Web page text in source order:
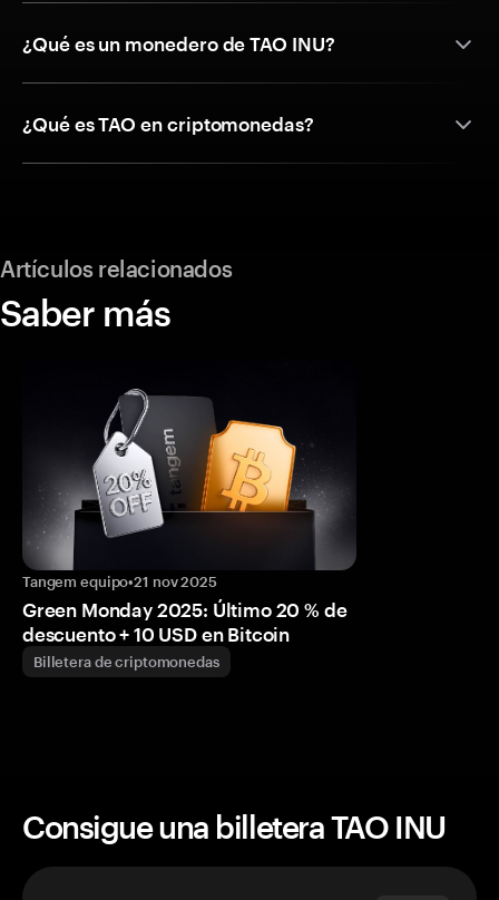
¿Qué es un monedero de TAO INU?
¿Qué es TAO en criptomonedas?
Artículos relacionados
Saber más
Tangem equipo•21 nov 2025
Green Monday 2025: Último 20 % de
descuento + 10 USD en Bitcoin
Billetera de criptomonedas
Consigue una billetera TAO INU